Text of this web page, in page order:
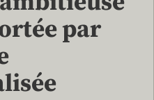
par